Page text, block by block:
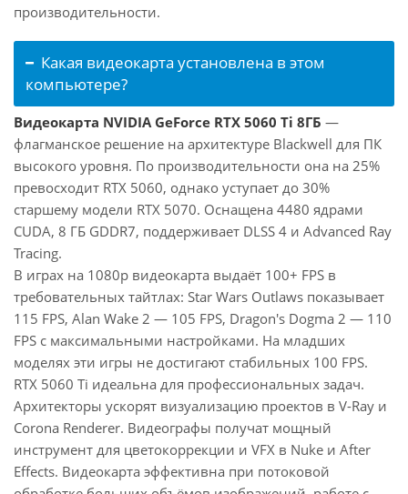
производительности.
Какая видеокарта установлена в этом
компьютере?
Видеокарта NVIDIA GeForce RTX 5060 Ti 8ГБ —
флагманское решение на архитектуре Blackwell для ПК
высокого уровня. По производительности она на 25%
превосходит RTX 5060, однако уступает до 30%
старшему модели RTX 5070. Оснащена 4480 ядрами
CUDA, 8 ГБ GDDR7, поддерживает DLSS 4 и Advanced Ray
Tracing.
В играх на 1080p видеокарта выдаёт 100+ FPS в
требовательных тайтлах: Star Wars Outlaws показывает
115 FPS, Alan Wake 2 — 105 FPS, Dragon's Dogma 2 — 110
FPS с максимальными настройками. На младших
моделях эти игры не достигают стабильных 100 FPS.
RTX 5060 Ti идеальна для профессиональных задач.
Архитекторы ускорят визуализацию проектов в V-Ray и
Corona Renderer. Видеографы получат мощный
инструмент для цветокоррекции и VFX в Nuke и After
Effects. Видеокарта эффективна при потоковой